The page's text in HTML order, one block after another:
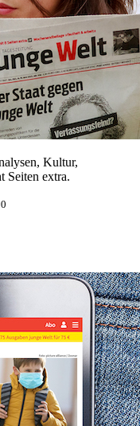
Kultur,
Seiten extra.